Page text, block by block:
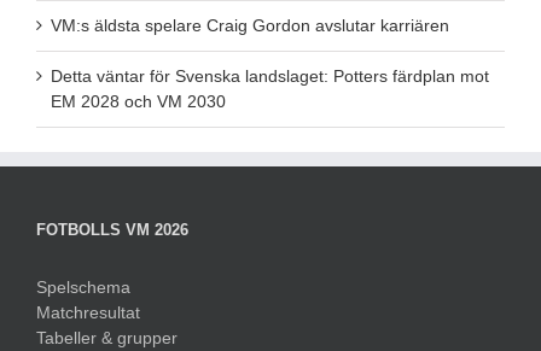
VM:s äldsta spelare Craig Gordon avslutar karriären
Detta väntar för Svenska landslaget: Potters färdplan mot
EM 2028 och VM 2030
FOTBOLLS VM 2026
Spelschema
Matchresultat
Tabeller & grupper